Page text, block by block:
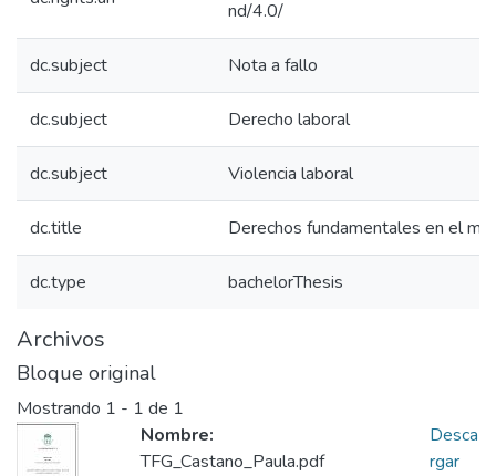
nd/4.0/
dc.subject Nota a fallo
dc.subject Derecho laboral
dc.subject Violencia laboral
dc.title Derechos fundamentales en el
dc.type bachelorThesis
Archivos
Bloque original
Mostrando 1 - 1 de 1
Nombre:
TFG_Castano_Paula.pdf
Desca
rgar